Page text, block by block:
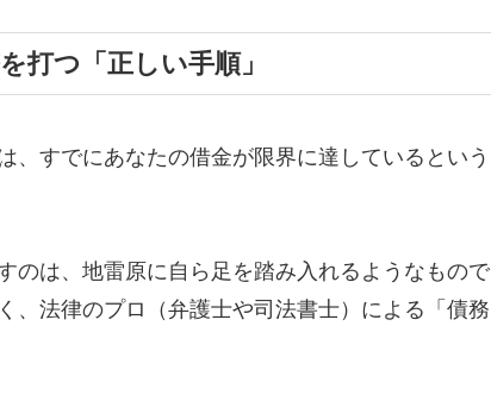
打つ「正しい手順」
、すでにあなたの借金が限界に達しているという
のは、地雷原に自ら足を踏み入れるようなもので
、法律のプロ（弁護士や司法書士）による「債務